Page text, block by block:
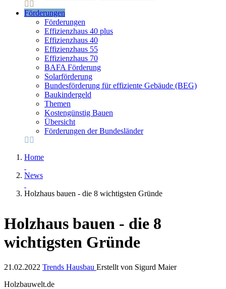
Förderungen
Förderungen
Effizienzhaus 40 plus
Effizienzhaus 40
Effizienzhaus 55
Effizienzhaus 70
BAFA Förderung
Solarförderung
Bundesförderung für effiziente Gebäude (BEG)
Baukindergeld
Themen
Kostengünstig Bauen
Übersicht
Förderungen der Bundesländer
Home
News
Holzhaus bauen - die 8 wichtigsten Gründe
Holzhaus bauen - die 8
wichtigsten Gründe
21.02.2022 Trends Hausbau Erstellt von Sigurd Maier
Holzbauwelt.de